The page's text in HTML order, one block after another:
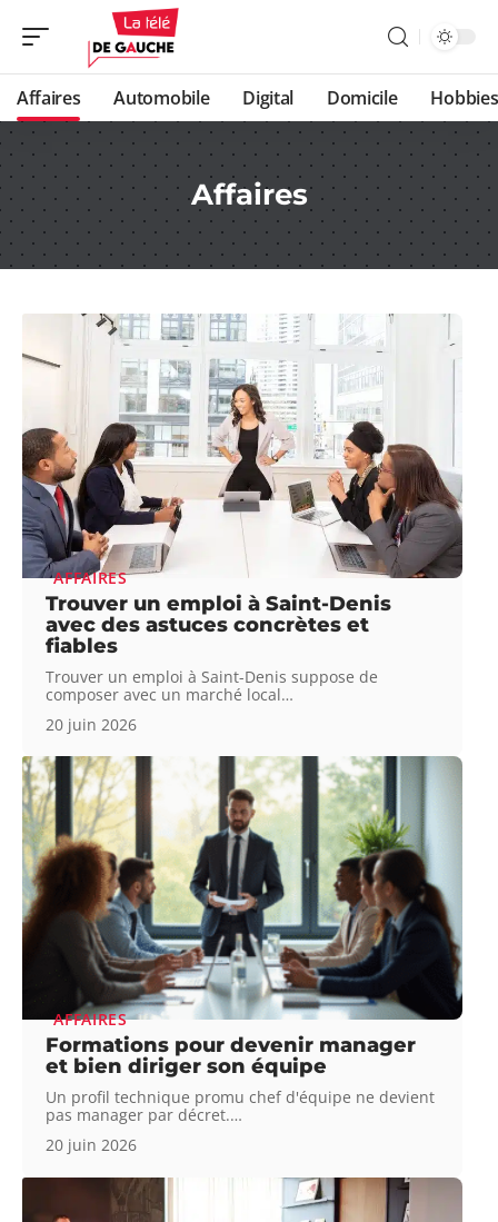
Affaires Automobile Digital Domicile Hobbies
Affaires
AFFAIRES
Trouver un emploi à Saint-Denis
avec des astuces concrètes et
fiables
Trouver un emploi à Saint-Denis suppose de
composer avec un marché local…
20 juin 2026
AFFAIRES
Formations pour devenir manager
et bien diriger son équipe
Un profil technique promu chef d'équipe ne devient
pas manager par décret.…
20 juin 2026